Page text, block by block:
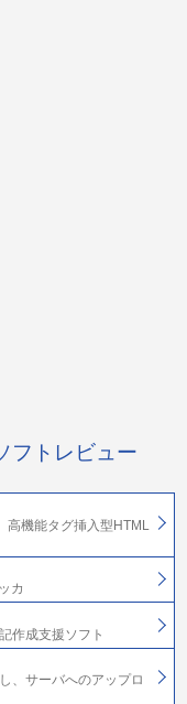
フトレビュー
高機能タグ挿入型HTML
カ
作成支援ソフト
、サーバへのアップロ